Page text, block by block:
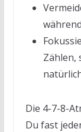
Zählen,
Die 4-7-8-
Du fast